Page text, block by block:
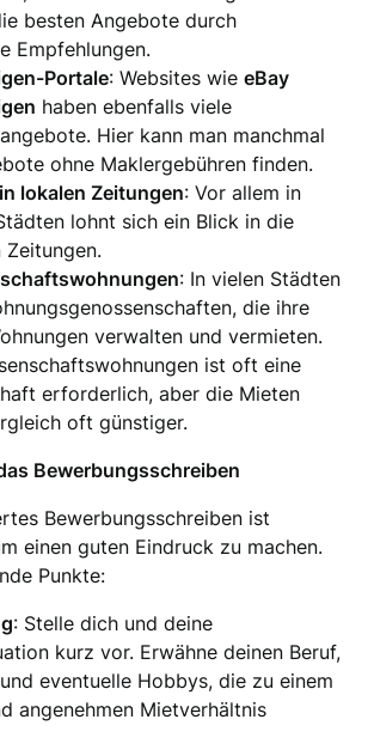
besten Angebote durch
Empfehlungen.
Portale: Websites wieeBay
haben ebenfalls viele
Hier kann man manchmal
ohne Maklergebühren finden.
lokalen Zeitungen: Vor allem in
lohnt sich ein Blick in die
Zeitungen.
: In vielen Städten
die ihre
verwalten und vermieten.
ist oft eine
erforderlich, aber die Mieten
oft günstiger.
Bewerbungsschreiben
Bewerbungsschreiben ist
einen guten Eindruck zu machen.
Punkte:
: Stelle dich und deine
kurz vor. Erwähne deinen Beruf,
eventuelle Hobbys, die zu einem
angenehmen Mietverhältnis